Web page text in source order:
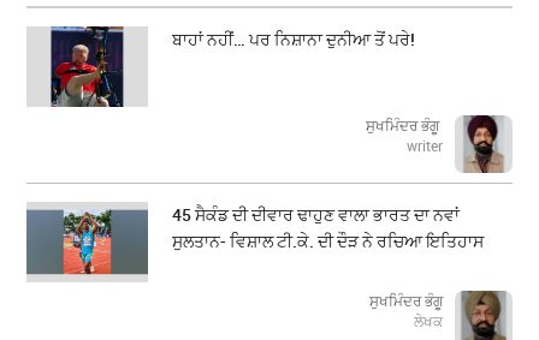
ਬਾਹਾਂ ਨਹੀਂ… ਪਰ ਨਿਸ਼ਾਨਾ ਦੁਨੀਆ ਤੋਂ ਪਰੇ!
ਸੁਖਮਿੰਦਰ ਭੰਗੂ
writer
45 ਸੈਕੰਡ ਦੀ ਦੀਵਾਰ ਢਾਹੁਣ ਵਾਲਾ ਭਾਰਤ ਦਾ ਨਵਾਂ
ਸੁਲਤਾਨ- ਵਿਸ਼ਾਲ ਟੀ.ਕੇ. ਦੀ ਦੌੜ ਨੇ ਰਚਿਆ ਇਤਿਹਾਸ
ਸੁਖਮਿੰਦਰ ਭੰਗੂ
ਲੇਖਕ